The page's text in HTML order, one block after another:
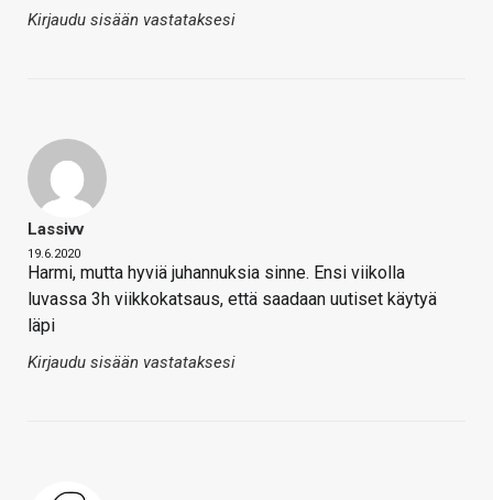
Kirjaudu sisään vastataksesi
Lassivv
19.6.2020
Harmi, mutta hyviä juhannuksia sinne. Ensi viikolla
luvassa 3h viikkokatsaus, että saadaan uutiset käytyä
läpi
Kirjaudu sisään vastataksesi